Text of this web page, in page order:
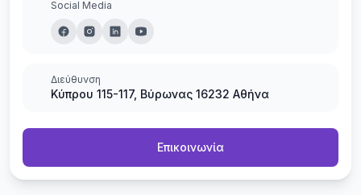
Social Media
Διεύθυνση
Κύπρου 115-117, Βύρωνας 16232 Αθήνα
Επικοινωνία